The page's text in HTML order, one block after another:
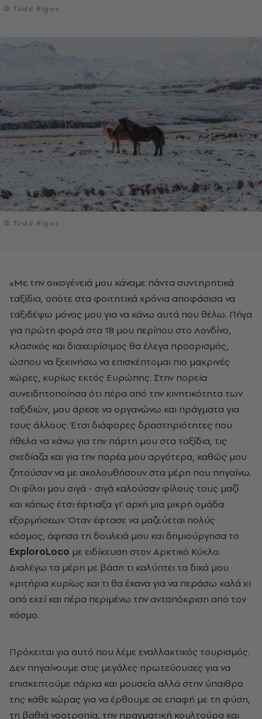
© Todd Rigos
© Todd Rigos
«Με την οικογένειά μου κάναμε πάντα συντηρητικά
ταξίδια, οπότε στα φοιτητικά χρόνια αποφάσισα να
ταξιδέψω μόνος μου για να κάνω αυτά που θέλω. Πήγα
για πρώτη φορά στα 18 μου περίπου στο Λονδίνο,
κλασικός και διαχειρίσιμος θα έλεγα προορισμός,
ώσπου να ξεκινήσω να επισκέπτομαι πιο μακρινές
χώρες, κυρίως εκτός Ευρώπης. Στην πορεία
συνειδητοποίησα ότι πέρα από την κινητικότητα των
ταξιδιών, μου άρεσε να οργανώνω και πράγματα για
τους άλλους. Έτσι διάφορες δραστηριότητες που
ήθελα να κάνω για την πάρτη μου στα ταξίδια, τις
σχεδίαζα και για την παρέα μου αργότερα, καθώς μου
ζητούσαν να με ακολουθήσουν στα μέρη που πηγαίνω.
Οι φίλοι μου σιγά - σιγά καλούσαν φίλους τους μαζί
και κάπως έτσι έφτιαξα γι’ αρχή μια μικρή ομάδα
εξορμήσεων. Όταν έφτασε να μαζεύεται πολύς
κόσμος, άφησα τη δουλειά μου και δημιούργησα το
ExploroLoco με ειδίκευση στον Αρκτικό Κύκλο.
Διαλέγω τα μέρη με βάση τι καλύπτει τα δικά μου
κριτήρια κυρίως και τι θα έκανα για να περάσω καλά κι
από εκεί και πέρα περιμένω την ανταπόκριση από τον
κόσμο.
Πρόκειται για αυτό που λέμε εναλλακτικός τουρισμός.
Δεν πηγαίνουμε στις μεγάλες πρωτεύουσες για να
επισκεπτούμε πάρκα και μουσεία αλλά στην ύπαιθρο
της κάθε χώρας για να έρθουμε σε επαφή με τη φύση,
τη βαθιά νοοτροπία, την πραγματική κουλτούρα και